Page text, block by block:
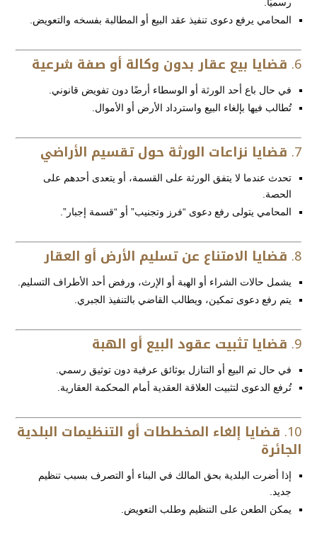
رسميًا.
المحامي يرفع دعوى تنفيذ عقد البيع أو المطالبة بفسخه والتعويض.
6. قضايا بيع عقار بدون وكالة أو صفة شرعية
في حال باع أحد الورثة أو الوسطاء أرضًا دون تفويض قانوني.
تُطالب فيها بإلغاء البيع واسترداد الأرض أو الأموال.
7. قضايا نزاعات الورثة حول تقسيم الأراضي
تحدث عندما لا يتفق الورثة على القسمة، أو يتعدى أحدهم على
الحصة.
المحامي يتولى رفع دعوى “فرز وتجنيب” أو “قسمة إجبار”.
8. قضايا الامتناع عن تسليم الأرض أو العقار
يشمل حالات الشراء أو الهبة أو الإرث، ورفض أحد الأطراف التسليم.
يتم رفع دعوى تمكين، ويطالب القاضي بالتنفيذ الجبري.
9. قضايا تثبيت عقود البيع أو الهبة
في حال تم البيع أو التنازل بوثائق عرفية دون توثيق رسمي.
تُرفع الدعوى لتثبيت العلاقة العقدية أمام المحكمة العقارية.
10. قضايا إلغاء المخططات أو التنظيمات البلدية
الجائرة
إذا أضرت البلدية بحق المالك في البناء أو التصرف بسبب تنظيم
جديد.
يمكن الطعن على التنظيم وطلب التعويض.